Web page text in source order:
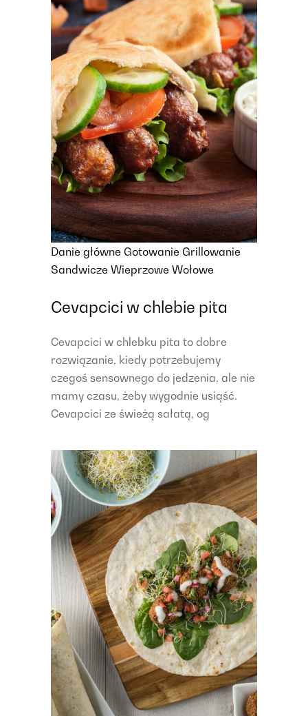
Danie główne Gotowanie Grillowanie
Sandwicze Wieprzowe Wołowe
Cevapcici w chlebie pita
Cevapcici w chlebku pita to dobre
rozwiązanie, kiedy potrzebujemy
czegoś sensownego do jedzenia, ale nie
mamy czasu, żeby wygodnie usiąść.
Cevapcici ze świeżą sałatą, og